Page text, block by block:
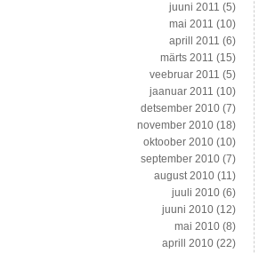
juuni 2011 (5)
mai 2011 (10)
aprill 2011 (6)
märts 2011 (15)
veebruar 2011 (5)
jaanuar 2011 (10)
detsember 2010 (7)
november 2010 (18)
oktoober 2010 (10)
september 2010 (7)
august 2010 (11)
juuli 2010 (6)
juuni 2010 (12)
mai 2010 (8)
aprill 2010 (22)